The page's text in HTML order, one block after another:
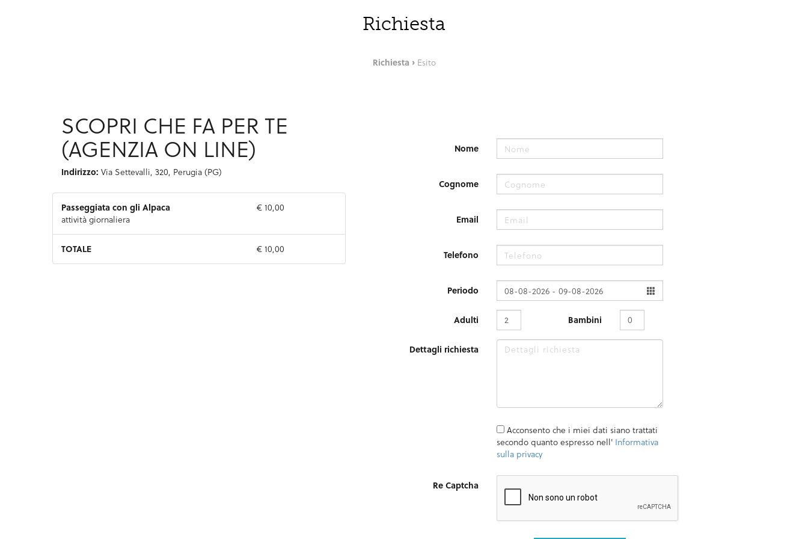
Richiesta
Richiesta Esito
SCOPRI CHE FA PER TE
(AGENZIA ON LINE)
Indirizzo: Via Settevalli, 320, Perugia (PG)
Passeggiata con gli Alpaca
attività giornaliera
€ 10,00
TOTALE € 10,00
Nome
Cognome
Email
Telefono
Periodo
Adulti Bambini
Dettagli richiesta
Acconsento che i miei dati siano trattati
secondo quanto espresso nell' Informativa
sulla privacy
Re Captcha